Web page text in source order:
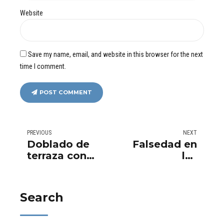
Website
Save my name, email, and website in this browser for the next
time I comment.
POST COMMENT
PREVIOUS
Doblado de
terraza con
barandillas
NEXT
Falsedad en
las
Search